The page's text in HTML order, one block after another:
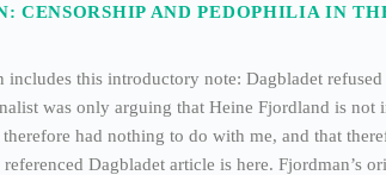
CENSORSHIP AND PEDOPHILIA IN
this introductory note: Dagbladet
was only arguing that Heine Fjordland is not
therefore had nothing to do with me, and that
referenced Dagbladet article is here. Fjordman’s